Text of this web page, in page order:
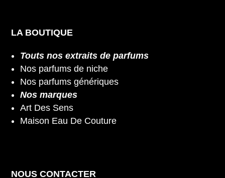
LA BOUTIQUE
Touts nos extraits de parfums
Nos parfums de niche
Nos parfums génériques
Nos marques
Art Des Sens
Maison Eau De Couture
NOUS CONTACTER